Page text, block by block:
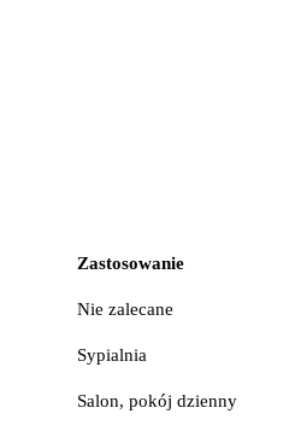
Zastosowanie
Nie zalecane
Sypialnia
Salon, pokój dzienny